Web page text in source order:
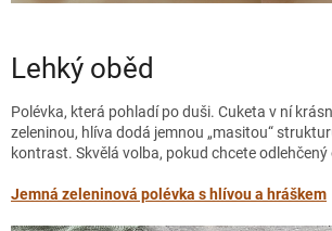
Lehký oběd
Polévka, která pohladí po duši. Cuketa v ní
zeleninou, hlíva dodá jemnou „masitou“
kontrast. Skvělá volba, pokud chcete odlehčený
Jemná zeleninová polévka s hlívou a hráškem